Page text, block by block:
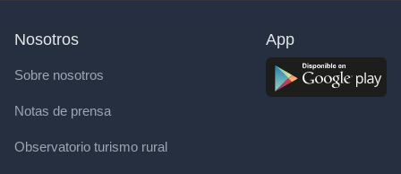
Nosotros
Sobre nosotros
Notas de prensa
Observatorio turismo rural
App